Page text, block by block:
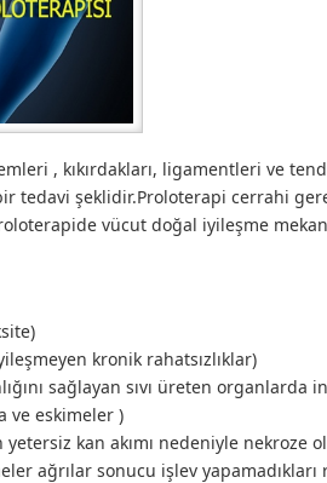
, kıkırdakları, ligamentleri ve
tedavi şeklidir.Proloterapi cerrahi
vücut doğal iyileşme
kronik rahatsızlıklar)
sağlayan sıvı üreten organlarda
ve eskimeler )
kan akımı nedeniyle nekroze
ağrılar sonucu işlev yapamadıkları